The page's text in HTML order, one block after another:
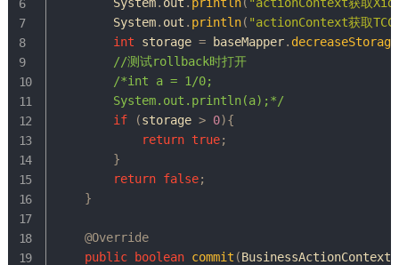
System. out . println( "actionContext获取
int storage = baseMapper. decreaseStorage
//测试rollback时打开
/*int a = 1/0;
        System.out.println(a);*/
if
(storage > 0){
return true;
}
return false;
}
@Override
public
boolean commit (BusinessActionContext